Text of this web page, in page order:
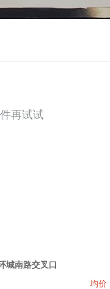
再试试
城南路交叉口
均价